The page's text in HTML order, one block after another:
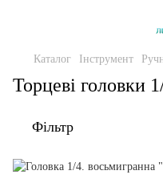
Каталог Інструмент
Торцеві головки
Фільтр